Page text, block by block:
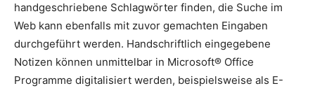
handgeschriebene Schlagwörter finden, die Suche im
Web kann ebenfalls mit zuvor gemachten Eingaben
durchgeführt werden. Handschriftlich eingegebene
Notizen können unmittelbar in Microsoft® Office
Programme digitalisiert werden, beispielsweise als E-